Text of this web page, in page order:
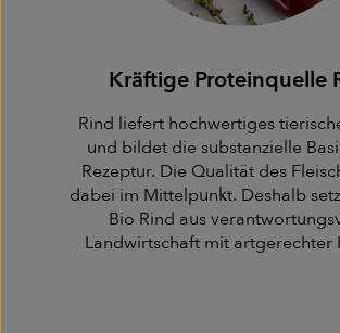
Kräftige Proteinquelle
Rind liefert hochwertiges
und bildet die substanzielle
Rezeptur. Die Qualität des
dabei im Mittelpunkt. Deshalb
Bio Rind aus
Landwirtschaft mit artgerechter